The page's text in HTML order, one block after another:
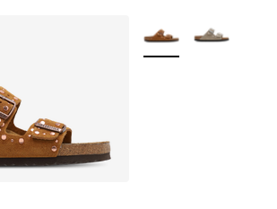
Plus de couleurs